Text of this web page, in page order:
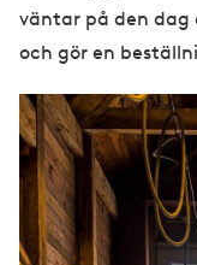
väntar på den dag
och gör en